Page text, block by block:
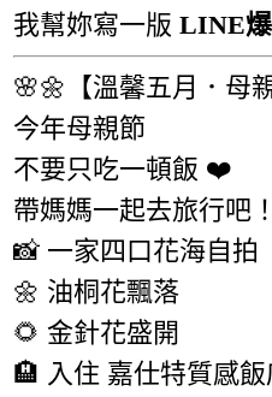
我幫妳寫一版LINE
🌸🌼【溫馨五月．母
今年母親節
不要只吃一頓飯 ❤️
帶媽媽一起去旅行吧！
📸 一家四口花海自拍
🌼 油桐花飄落
🌻 金針花盛開
🏨 入住 嘉仕特質感飯